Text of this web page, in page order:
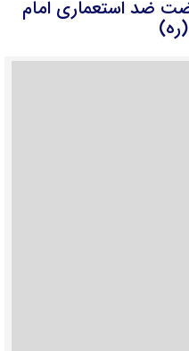
ضد استعماری امام